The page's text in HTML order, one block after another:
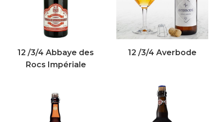
12 /3/4 Abbaye des
Rocs Impériale
12 /3/4 Averbode